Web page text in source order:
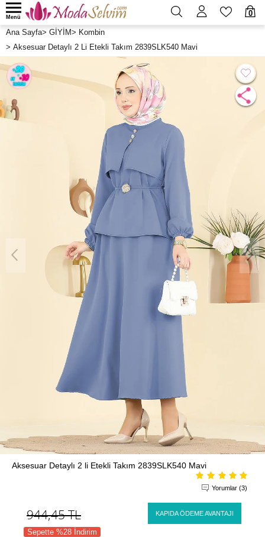
0
Menü
Ana Sayfa> GİYİM> Kombin
> Aksesuar Detaylı 2 Li Etekli Takım 2839SLK540 Mavi
Aksesuar Detaylı 2 li Etekli Takım 2839SLK540 Mavi
Yorumlar (3)
944,45TL KAPIDA ÖDEME AVANTAJI
Sepette %28 İndirim